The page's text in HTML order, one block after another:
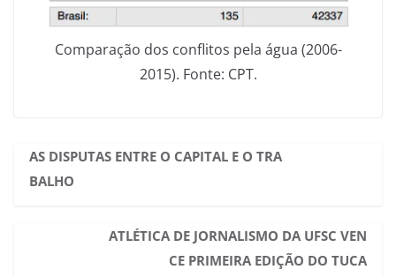
Comparação dos conflitos pela água (2006-
2015). Fonte: CPT.
AS DISPUTAS ENTRE O CAPITAL E O TRA
BALHO
ATLÉTICA DE JORNALISMO DA UFSC VEN
CE PRIMEIRA EDIÇÃO DO TUCA